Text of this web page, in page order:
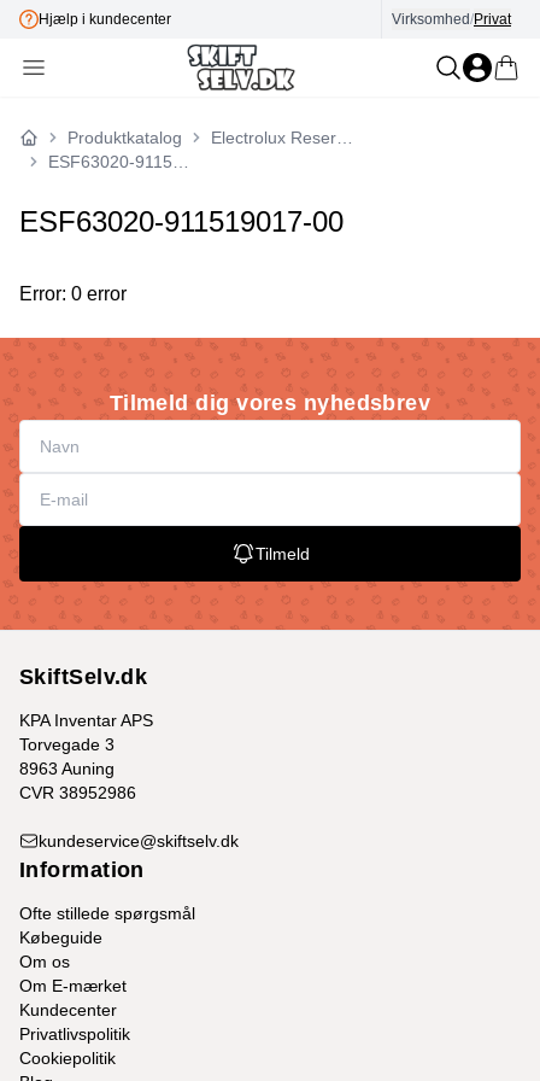
Hjælp i kundecenter E-mærket
Virksomhed/Privat
Forside
Produktkatalog
ESF63020-911519017-00
Error: 0 error
Tilmeld dig vores nyhedsbrev
Tilmeld
SkiftSelv.dk
KPA Inventar APS
Torvegade 3
8963 Auning
CVR 38952986
kundeservice@skiftselv.dk
Information
Ofte stillede spørgsmål
Købeguide
Om os
Om E-mærket
Kundecenter
Privatlivspolitik
Cookiepolitik